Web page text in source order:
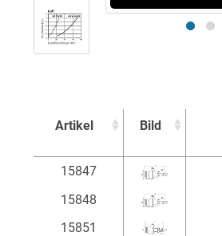
Artikel Bild
Artikel Bild
15847
15848
15851